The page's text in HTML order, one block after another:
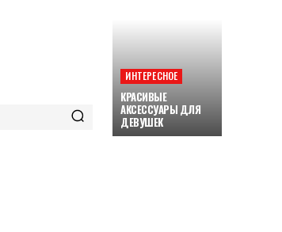
ИНТЕРЕСНОЕ
КРАСИВЫЕ
АКСЕССУАРЫ ДЛЯ
ДЕВУШЕК